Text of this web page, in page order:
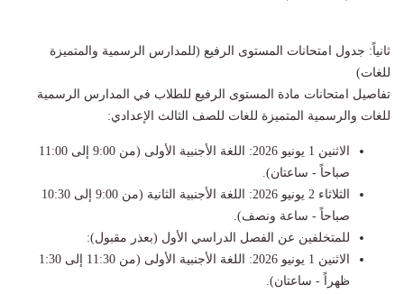
ثانياً: جدول امتحانات المستوى الرفيع (للمدارس الرسمية والمتميزة
للغات)
تفاصيل امتحانات مادة المستوى الرفيع للطلاب في المدارس الرسمية
للغات والرسمية المتميزة للغات للصف الثالث الإعدادي:
الاثنين 1 يونيو 2026: اللغة الأجنبية الأولى (من 9:00 إلى 11:00
صباحاً - ساعتان).
الثلاثاء 2 يونيو 2026: اللغة الأجنبية الثانية (من 9:00 إلى 10:30
صباحاً - ساعة ونصف).
للمتخلفين عن الفصل الدراسي الأول (بعذر مقبول):
الاثنين 1 يونيو 2026: اللغة الأجنبية الأولى (من 11:30 إلى 1:30
ظهراً - ساعتان).